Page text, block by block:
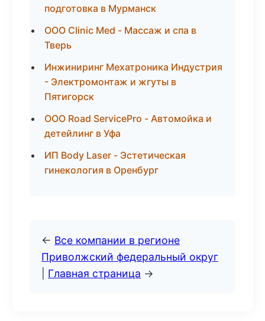
подготовка в Мурманск
ООО Clinic Med - Массаж и спа в
Тверь
Инжиниринг Мехатроника Индустрия
- Электромонтаж и жгуты в
Пятигорск
ООО Road ServicePro - Автомойка и
детейлинг в Уфа
ИП Body Laser - Эстетическая
гинекология в Оренбург
← Все компании в регионе
Приволжский федеральный округ
Главная страница →